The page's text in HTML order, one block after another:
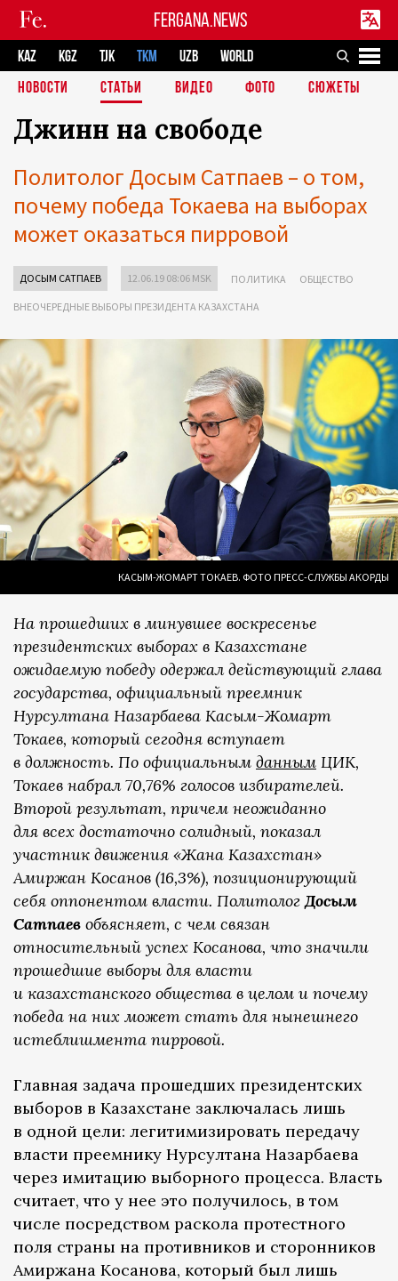
FERGANA.NEWS
KAZ KGZ TJK TKM UZB
WORLD
НОВОСТИ
СТАТЬИ ВИДЕО ФОТО СЮЖЕТЫ
Джинн на свободе
Политолог Досым Сатпаев – о том,
почему победа Токаева на выборах
может оказаться пирровой
ДОСЫМ САТПАЕВ 12.06.19 08:06 MSK ПОЛИТИКА ОБЩЕСТВО
ВНЕОЧЕРЕДНЫЕ ВЫБОРЫ ПРЕЗИДЕНТА КАЗАХСТАНА
КАСЫМ-ЖОМАРТ ТОКАЕВ. ФОТО ПРЕСС-СЛУЖБЫ АКОРДЫ
На прошедших в минувшее воскресенье
президентских выборах в Казахстане
ожидаемую победу одержал действующий глава
государства, официальный преемник
Нурсултана Назарбаева Касым-Жомарт
Токаев, который сегодня вступает
в должность. По официальным данным ЦИК,
Токаев набрал 70,76% голосов избирателей.
Второй результат, причем неожиданно
для всех достаточно солидный, показал
участник движения «Жана Казахстан»
Амиржан Косанов (16,3%), позиционирующий
себя оппонентом власти. ПолитологДосым
Сатпаев объясняет, с чем связан
относительный успех Косанова, что значили
прошедшие выборы для власти
и казахстанского общества в целом и почему
победа на них может стать для нынешнего
истеблишмента пирровой.
Главная задача прошедших президентских
выборов в Казахстане заключалась лишь
в одной цели: легитимизировать передачу
власти преемнику Нурсултана Назарбаева
через имитацию выборного процесса. Власть
считает, что у нее это получилось, в том
числе посредством раскола протестного
поля страны на противников и сторонников
Амиржана Косанова, который был лишь